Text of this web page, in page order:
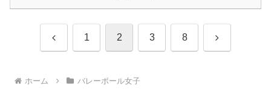
前 1 2 3 8 次
ホーム バレーボール女子